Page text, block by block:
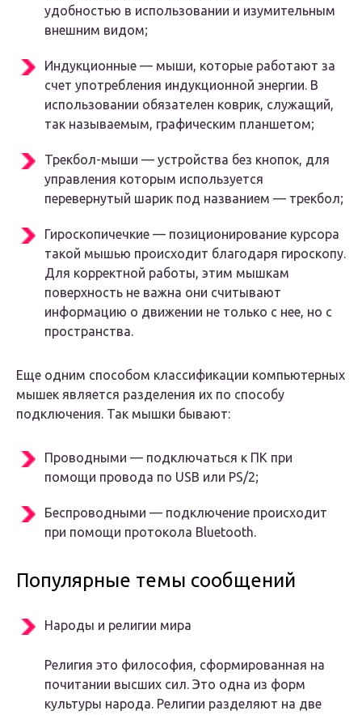
удобностью в использовании и изумительным
внешним видом;
Индукционные — мыши, которые работают за
счет употребления индукционной энергии. В
использовании обязателен коврик, служащий,
так называемым, графическим планшетом;
Трекбол-мыши — устройства без кнопок, для
управления которым используется
перевернутый шарик под названием — трекбол;
Гироскопичечкие — позиционирование курсора
такой мышью происходит благодаря гироскопу.
Для корректной работы, этим мышкам
поверхность не важна они считывают
информацию о движении не только с нее, но с
пространства.
Еще одним способом классификации компьютерных
мышек является разделения их по способу
подключения. Так мышки бывают:
Проводными — подключаться к ПК при
помощи провода по USB или PS/2;
Беспроводными — подключение происходит
при помощи протокола Bluetooth.
Популярные темы сообщений
Народы и религии мира
Религия это философия, сформированная на
почитании высших сил. Это одна из форм
культуры народа. Религии разделяют на две